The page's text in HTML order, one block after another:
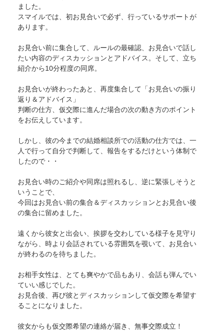
ました。
スマイルでは、初お見合いで必ず、行っているサポートが
あります。
お見合い前に集合して、ルールの最確認、お見合いで話し
たい内容のディスカッションとアドバイス。そして、立ち
紹介から10分程度の同席。
お見合いが終わったあと、再度集合して「お見合いの振り
返り＆アドバイス」
判断の仕方、仮交際に進んだ場合の次の動き方のポイント
をお伝えしています。
しかし、彼の今までの結婚相談所での活動の仕方では、一
人で行って自分で判断して、報告をするだけという体制で
したので・・
お見合い時のご紹介や同席は照れるし、逆に緊張しそうと
いうことで、
今回はお見合い前の集合＆ディスカッションとお見合い後
の集合に留めました。
遠くから彼女と出会い、挨拶を交わしている様子を見守り
ながら、時より会話されている雰囲気を覗いて、お見合い
が終わるのを待ちました。
お相手女性は、とても爽やかで品もあり、会話も弾んでい
ていい感じでした。
お見合後、再び彼とディスカッションして仮交際を希望す
ることになりました。
彼女からも仮交際希望の連絡が届き、無事交際成立！